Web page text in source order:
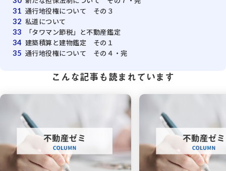
31 通行地役権について その３
32 私道について
33 「タワマン節税」と不動産鑑定
34 建築積算と建物鑑定 その１
35 通行地役権について その４・完
こんな記事も読まれています